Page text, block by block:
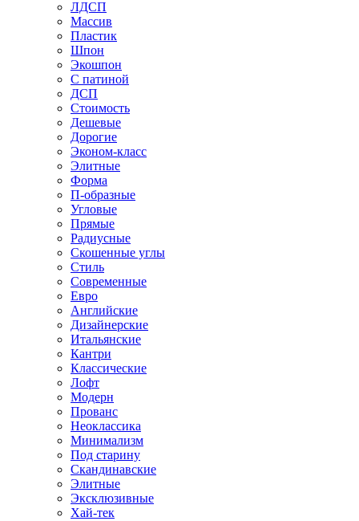
ЛДСП
Массив
Пластик
Шпон
Экошпон
С патиной
ДСП
Стоимость
Дешевые
Дорогие
Эконом-класс
Элитные
Форма
П-образные
Угловые
Прямые
Радиусные
Скошенные углы
Стиль
Современные
Евро
Английские
Дизайнерские
Итальянские
Кантри
Классические
Лофт
Модерн
Прованс
Неоклассика
Минимализм
Под старину
Скандинавские
Элитные
Эксклюзивные
Хай-тек